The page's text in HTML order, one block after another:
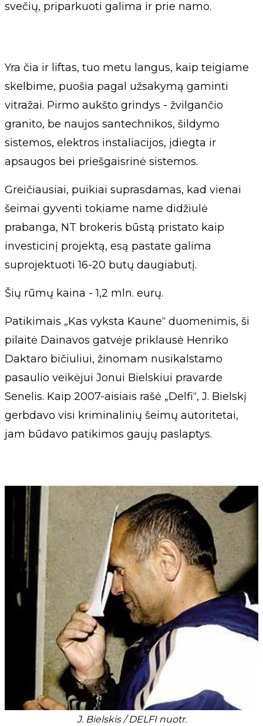
svečių, priparkuoti galima ir prie namo.
Yra čia ir liftas, tuo metu langus, kaip teigiame
skelbime, puošia pagal užsakymą gaminti
vitražai. Pirmo aukšto grindys - žvilgančio
granito, be naujos santechnikos, šildymo
sistemos, elektros instaliacijos, įdiegta ir
apsaugos bei priešgaisrinė sistemos.
Greičiausiai, puikiai suprasdamas, kad vienai
šeimai gyventi tokiame name didžiulė
prabanga, NT brokeris būstą pristato kaip
investicinį projektą, esą pastate galima
suprojektuoti 16-20 butų daugiabutį.
Šių rūmų kaina - 1,2 mln. eurų.
Patikimais „Kas vyksta Kaune“ duomenimis, ši
pilaitė Dainavos gatvėje priklausė Henriko
Daktaro bičiuliui, žinomam nusikalstamo
pasaulio veikėjui Jonui Bielskiui pravarde
Senelis. Kaip 2007-aisiais rašė „Delfi“, J. Bielskį
gerbdavo visi kriminalinių šeimų autoritetai,
jam būdavo patikimos gaujų paslaptys.
J. Bielskis / DELFI nuotr.